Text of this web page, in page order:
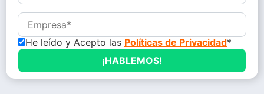
He leído y Acepto las Políticas de Privacidad*